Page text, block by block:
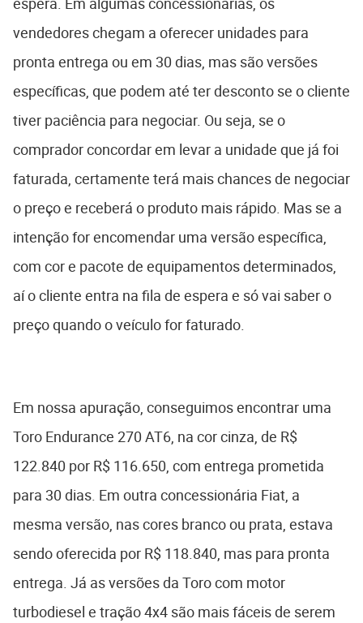
vendedores chegam a oferecer unidades para
pronta entrega ou em 30 dias, mas são versões
específicas, que podem até ter desconto se o cliente
tiver paciência para negociar. Ou seja, se o
comprador concordar em levar a unidade que já foi
faturada, certamente terá mais chances de negociar
o preço e receberá o produto mais rápido. Mas se a
intenção for encomendar uma versão específica,
com cor e pacote de equipamentos determinados,
aí o cliente entra na fila de espera e só vai saber o
preço quando o veículo for faturado.
Em nossa apuração, conseguimos encontrar uma
Toro Endurance 270 AT6, na cor cinza, de R$
122.840 por R$ 116.650, com entrega prometida
para 30 dias. Em outra concessionária Fiat, a
mesma versão, nas cores branco ou prata, estava
sendo oferecida por R$ 118.840, mas para pronta
entrega. Já as versões da Toro com motor
turbodiesel e tração 4x4 são mais fáceis de serem